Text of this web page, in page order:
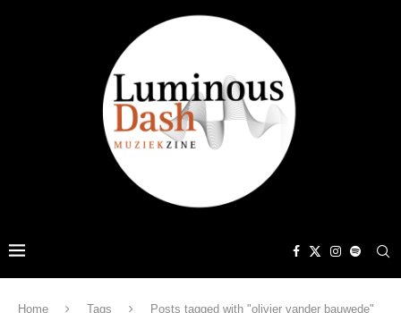
Home Tags Posts tagged with "olivier vander bauwede"